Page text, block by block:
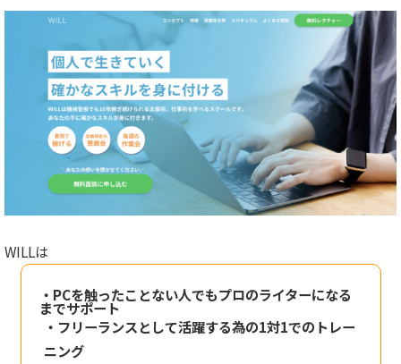
WILLは
・PCを触ったことない人でもプロのライターになる
までサポート
・フリーランスとして活躍する為の1対1でのトレー
ニング